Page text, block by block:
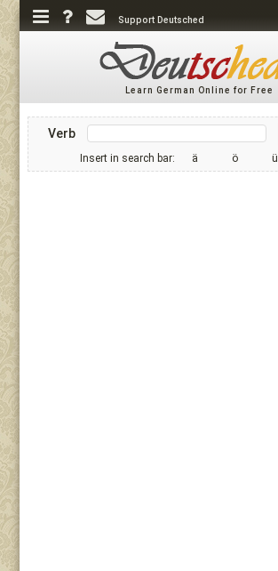
Support Deutsched
Learn German Online for Free
Verb
Insert in search bar:
ä ö ü